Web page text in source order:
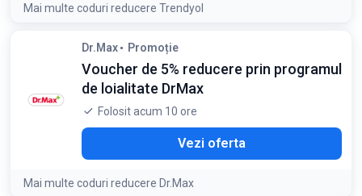
Mai multe coduri reducere Trendyol
Valabil doar în aplicație. Reducere maximă de 100 Lei
Dr.Max Promoție
Voucher de 5% reducere prin programul
de loialitate DrMax
Folosit acum 10 ore
Vezi oferta
Mai multe coduri reducere Dr.Max